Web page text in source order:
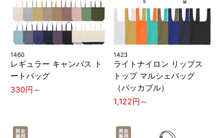
1460
レギュラー キャンバス ト
ートバッグ
330円～
1423
ライトナイロン リップス
トップ マルシェバッグ
（パッカブル）
1,122円～